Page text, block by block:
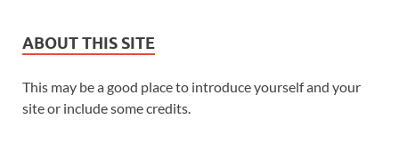
ABOUT THIS SITE
This may be a good place to introduce yourself and your
site or include some credits.